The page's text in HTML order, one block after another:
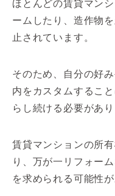
ほとんどの賃貸マン
ームしたり、造作物
止されています。
そのため、自分の好
内をカスタムするこ
らし続ける必要があり
賃貸マンションの所
り、万が一リフォー
を求められる可能性